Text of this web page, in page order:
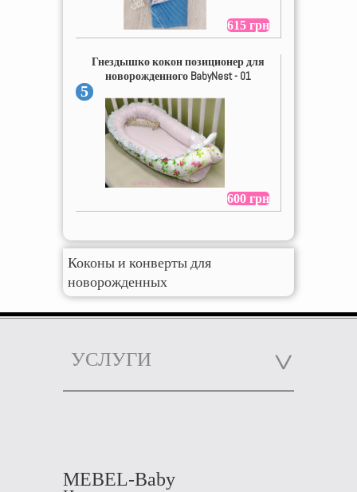
615 грн
Гнездышко кокон позиционер для
новорожденного BabyNest - 01
5
600 грн
Коконы и конверты для
новорожденных
УСЛУГИ
MEBEL-Baby